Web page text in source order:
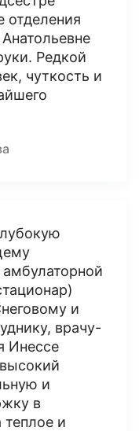
отделения
Редкой
чуткость и
и
врачу-
Инессе
и
в
и